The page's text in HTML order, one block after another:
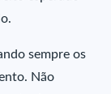
sempre os
Não